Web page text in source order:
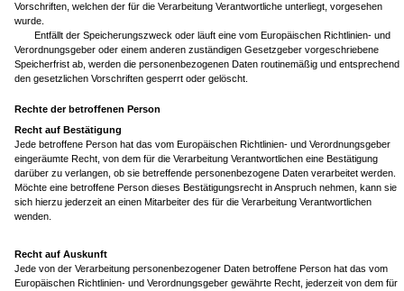
Vorschriften, welchen der für die Verarbeitung Verantwortliche unterliegt, vorgesehen
wurde.
Entfällt der Speicherungszweck oder läuft eine vom Europäischen Richtlinien- und
Verordnungsgeber oder einem anderen zuständigen Gesetzgeber vorgeschriebene
Speicherfrist ab, werden die personenbezogenen Daten routinemäßig und entsprechend
den gesetzlichen Vorschriften gesperrt oder gelöscht.
Rechte der betroffenen Person
Recht auf Bestätigung
Jede betroffene Person hat das vom Europäischen Richtlinien- und Verordnungsgeber
eingeräumte Recht, von dem für die Verarbeitung Verantwortlichen eine Bestätigung
darüber zu verlangen, ob sie betreffende personenbezogene Daten verarbeitet werden.
Möchte eine betroffene Person dieses Bestätigungsrecht in Anspruch nehmen, kann sie
sich hierzu jederzeit an einen Mitarbeiter des für die Verarbeitung Verantwortlichen
wenden.
Recht auf Auskunft
Jede von der Verarbeitung personenbezogener Daten betroffene Person hat das vom
Europäischen Richtlinien- und Verordnungsgeber gewährte Recht, jederzeit von dem für